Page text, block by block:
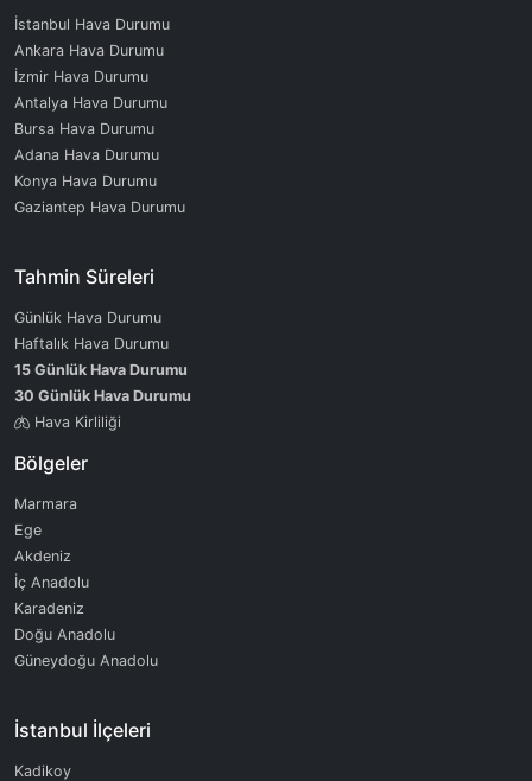
İstanbul Hava Durumu
Ankara Hava Durumu
İzmir Hava Durumu
Antalya Hava Durumu
Bursa Hava Durumu
Adana Hava Durumu
Konya Hava Durumu
Gaziantep Hava Durumu
Tahmin Süreleri
Günlük Hava Durumu
Haftalık Hava Durumu
15 Günlük Hava Durumu
30 Günlük Hava Durumu
Hava Kirliliği
Bölgeler
Marmara
Ege
Akdeniz
İç Anadolu
Karadeniz
Doğu Anadolu
Güneydoğu Anadolu
İstanbul İlçeleri
Kadikoy